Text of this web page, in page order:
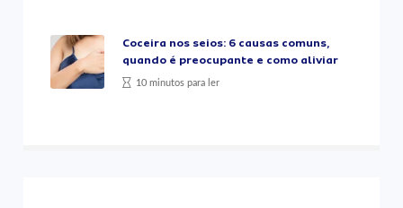
Coceira nos seios: 6 causas comuns,
quando é preocupante e como aliviar
10 minutos para ler